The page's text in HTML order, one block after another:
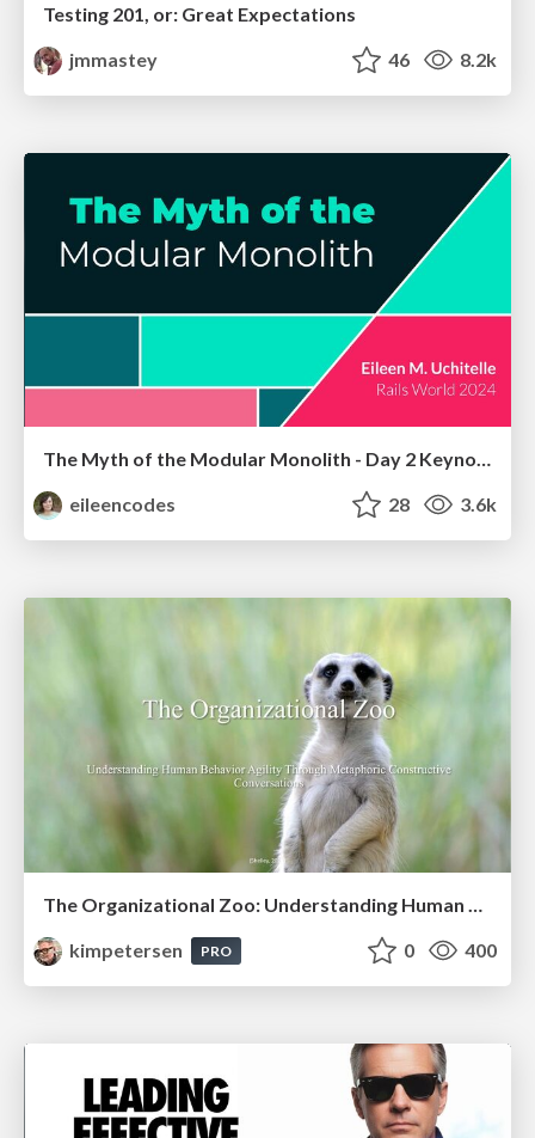
Testing 201, or: Great Expectations
jmmastey
46 8.2k
The Myth of the Modular Monolith - Day 2 Keynote - Rails World 2024
eileencodes
28 3.6k
kimpetersen
PRO 0 400